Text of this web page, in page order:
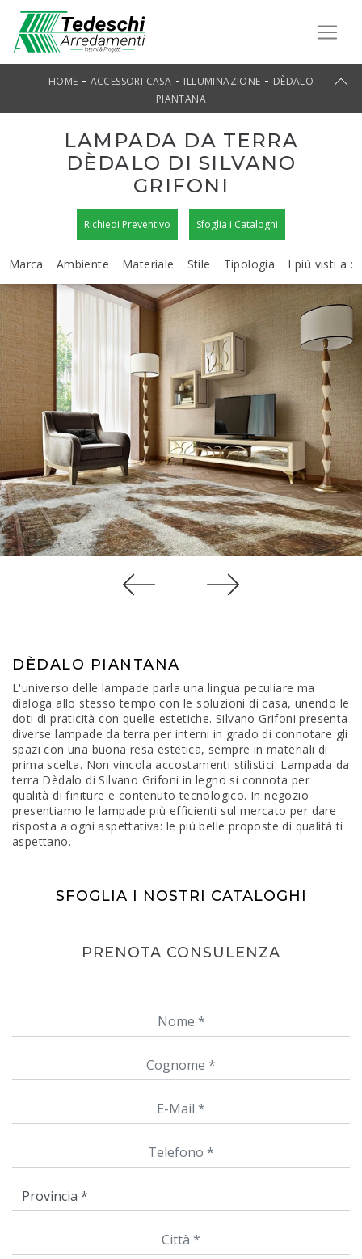
HOME - ACCESSORI CASA - ILLUMINAZIONE - DÈDALO
PIANTANA
LAMPADA DA TERRA
DÈDALO DI SILVANO
GRIFONI
Richiedi Preventivo Sfoglia i Cataloghi
Marca Ambiente Materiale Stile Tipologia I più visti a :
DÈDALO PIANTANA
L'universo delle lampade parla una lingua peculiare ma
dialoga allo stesso tempo con le soluzioni di casa, unendo le
doti di praticità con quelle estetiche. Silvano Grifoni presenta
diverse lampade da terra per interni in grado di connotare gli
spazi con una buona resa estetica, sempre in materiali di
prima scelta. Non vincola accostamenti stilistici: Lampada da
terra Dèdalo di Silvano Grifoni in legno si connota per
qualità di finiture e contenuto tecnologico. In negozio
presentiamo le lampade più efficienti sul mercato per dare
risposta a ogni aspettativa: le più belle proposte di qualità ti
aspettano.
SFOGLIA I NOSTRI CATALOGHI
PRENOTA CONSULENZA